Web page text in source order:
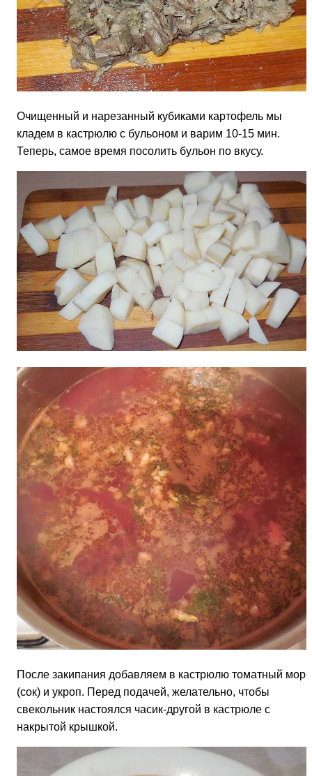
Очищенный и нарезанный кубиками картофель мы
кладем в кастрюлю с бульоном и варим 10-15 мин.
Теперь, самое время посолить бульон по вкусу.
После закипания добавляем в кастрюлю томатный морс
(сок) и укроп. Перед подачей, желательно, чтобы
свекольник настоялся часик-другой в кастрюле с
накрытой крышкой.